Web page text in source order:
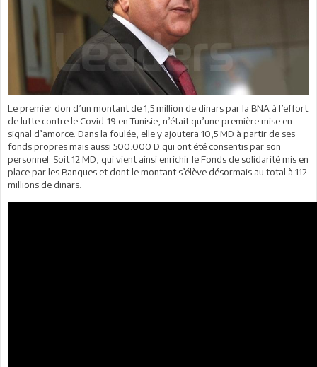
Le premier don d’un montant de 1,5 million de dinars par la BNA à l’effort
de lutte contre le Covid-19 en Tunisie, n’était qu’une première mise en
signal d’amorce. Dans la foulée, elle y ajoutera 10,5 MD à partir de ses
fonds propres mais aussi 500.000 D qui ont été consentis par son
personnel. Soit 12 MD, qui vient ainsi enrichir le Fonds de solidarité mis en
place par les Banques et dont le montant s’élève désormais au total à 112
millions de dinars.